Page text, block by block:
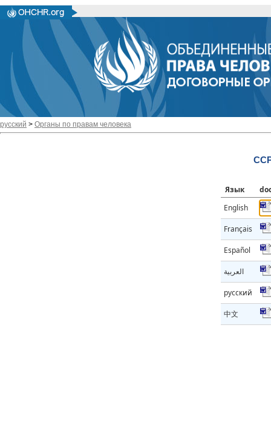
русский > Органы по правам человека
Язык
English
Français
Español
العربية
русский
中文